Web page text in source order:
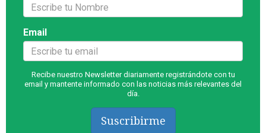
Email
Recibe nuestro Newsletter diariamente registrándote con tu
email y mantente informado con las noticias más relevantes del
día.
Suscribirme